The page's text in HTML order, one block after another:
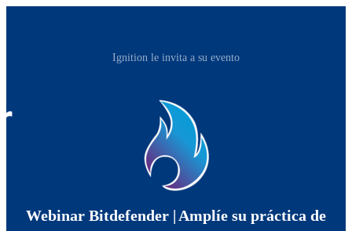
Ignition le invita a su evento
Webinar Bitdefender | Amplíe su práctica de